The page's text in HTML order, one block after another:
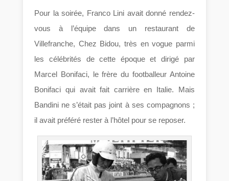
Pour la soirée, Franco Lini avait donné rendez-
vous à l’équipe dans un restaurant de
Villefranche, Chez Bidou, très en vogue parmi
les célébrités de cette époque et dirigé par
Marcel Bonifaci, le frère du footballeur Antoine
Bonifaci qui avait fait carrière en Italie. Mais
Bandini ne s’était pas joint à ses compagnons ;
il avait préféré rester à l’hôtel pour se reposer.